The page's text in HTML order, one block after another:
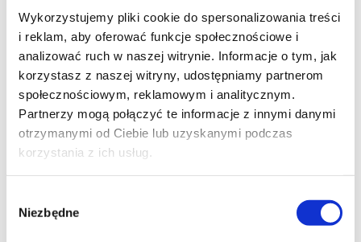
Wykorzystujemy pliki cookie do spersonalizowania treści
i reklam, aby oferować funkcje społecznościowe i
analizować ruch w naszej witrynie. Informacje o tym, jak
korzystasz z naszej witryny, udostępniamy partnerom
społecznościowym, reklamowym i analitycznym.
Partnerzy mogą połączyć te informacje z innymi danymi
otrzymanymi od Ciebie lub uzyskanymi podczas
korzystania z ich usług.
zgody
Niezbędne
kolanowe i biodrowe, co jest szczególnie ważne dla osób
starszych, cierpiących z powodu choroby zwyrodnieniowej.
Należy jednak pamiętać o zachowaniu prawidłowej
techniki, zwłaszcza w przypadku osób, które trenują
intensywnie. Najczęstsze przypadki kontuzji w pływaniu z
reguły wynikają z wielokrotnie powtarzanego,
nieprawidłowego stereotypu ruchu, który może
wyindukować zespół cieśni podbarkowej.